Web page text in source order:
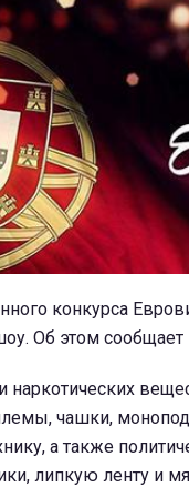
конкурса
Об этом сообщает
чашки,
а также
липкую ленту и